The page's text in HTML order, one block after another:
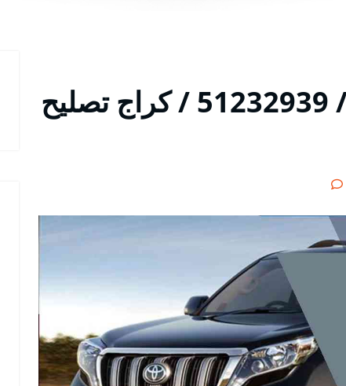
متخصص سيارات برادو / 51232939‬ / كراج تصليح